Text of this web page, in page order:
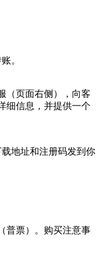
。
（页面右侧），向客
细信息，并提供一个
地址和注册码发到你
普票）。购买注意事